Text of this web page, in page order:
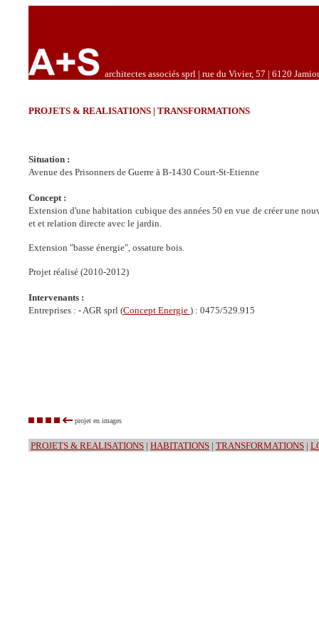
architectes associés sprl | rue du Vivier, 57 | 6120
PROJETS & REALISATIONS | TRANSFORMATIONS
Situation :
Avenue des Prisonners de Guerre à B-1430 Court-St-Etienne
Concept :
Extension d'une habitation cubique des années 50 en vue de créer une
et et relation directe avec le jardin.
Extension "basse énergie", ossature bois.
Projet réalisé (2010-2012)
Intervenants :
Entreprises : - AGR sprl (Concept Energie ) : 0475/529.915
projet en images
PROJETS & REALISATIONS | HABITATIONS | TRANSFORMATIONS |